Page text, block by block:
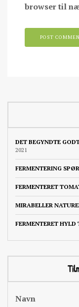
browser til
DET BEGYNDTE
2021
FERMENTERING
FERMENTERET
MIRABELLER
FERMENTERET HYLD
Navn